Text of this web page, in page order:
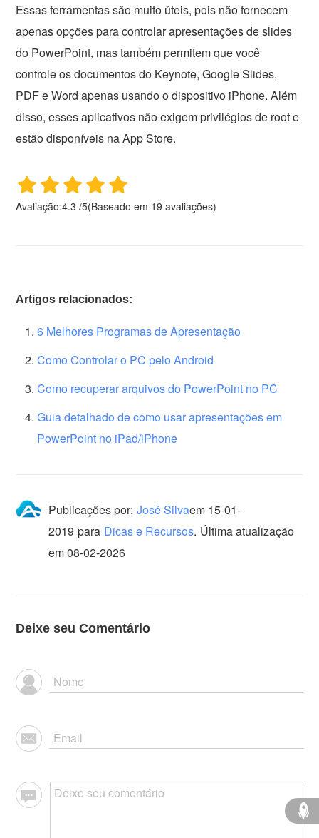
Essas ferramentas são muito úteis, pois não fornecem
apenas opções para controlar apresentações de slides
do PowerPoint, mas também permitem que você
controle os documentos do Keynote, Google Slides,
PDF e Word apenas usando o dispositivo iPhone. Além
disso, esses aplicativos não exigem privilégios de root e
estão disponíveis na App Store.
Avaliação:4.3 /5(Baseado em 19 avaliações)
Artigos relacionados:
6 Melhores Programas de Apresentação
Como Controlar o PC pelo Android
Como recuperar arquivos do PowerPoint no PC
Guia detalhado de como usar apresentações em
PowerPoint no iPad/iPhone
Publicações por: José Silvaem 15-01-
2019 para Dicas e Recursos. Última atualização
em 08-02-2026
Deixe seu Comentário